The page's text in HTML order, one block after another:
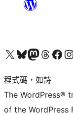
查看我們的 X (之前的 Twitter) 帳號造訪我們的 Bluesky 帳號造訪我們的 Mastodon 帳號造訪我們的 Threads 帳號 造訪我們的 Facebook 粉絲專頁
程式碼，如詩
The WordPress®
of the WordPress